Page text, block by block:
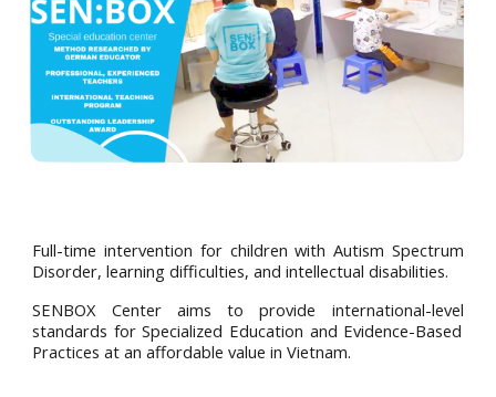
Full-time intervention for children with Autism Spectrum
Disorder, learning difficulties, and intellectual disabilities.
SENBOX Center aims to provide international-level
standards for Specialized Education and Evidence-Based
Practicesat an affordable value in Vietnam.